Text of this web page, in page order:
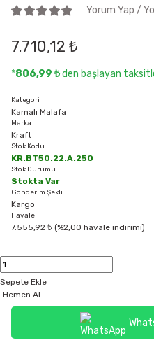
Yorum Yap /
7.710,12 ₺
*806,99 ₺den başlayan
Kategori
Kamalı Malafa
Marka
Kraft
Stok Kodu
KR.BT50.22.A.250
Stok Durumu
Stokta Var
Gönderim Şekli
Kargo
Havale
7.555,92 ₺ (%2,00 havale indirimi)
Sepete Ekle
Hemen Al